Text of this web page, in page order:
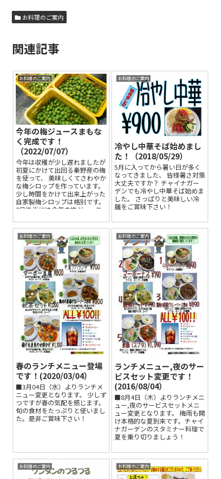
お料理のご案内
関連記事
お料理のご案内
今年の梅ジュースまもな
く完成です！
（2022/07/07）
今年は収穫が少し遅れましたが
初夏にかけて出回る秦野産の梅
を使って、 美味しくてさわやか
な梅シロップを作っています。
少し時間をかけて出来上がった
自家製梅シロップは格別です。
7月後半には今年の梅ジュース
お料理のご案内
冷やし中華そば始めまし
た！（2018/05/29）
5月に入ってから暑い日が多く
なってきました、 皆様暑さ対策
大丈夫ですか？ チャイナガー
デンでも冷やし中華そば始めま
した。 さっぱりと美味しい冷
麺をご賞味下さい！
お料理のご案内
春のランチメニュー登場
です！(2020/03/04）
■3月04日（水）よりランチメ
ニュー変更となります。 少しず
つですが春の気配を感じます。
旬の食材をたっぷりと使いまし
た。是非ご賞味下さい！
お料理のご案内
ランチメニュー,夜のサー
ビスセット変更です！
(2016/08/04）
■8月4日（木）よりランチメニ
ュー,夜のサービスセットメニ
ュー変更となります。 梅雨も開
け本格的な夏到来です。チャイ
ナガーデンのスタミナー料理で
夏を乗り切りましょう！
お料理のご案内 お料理のご案内